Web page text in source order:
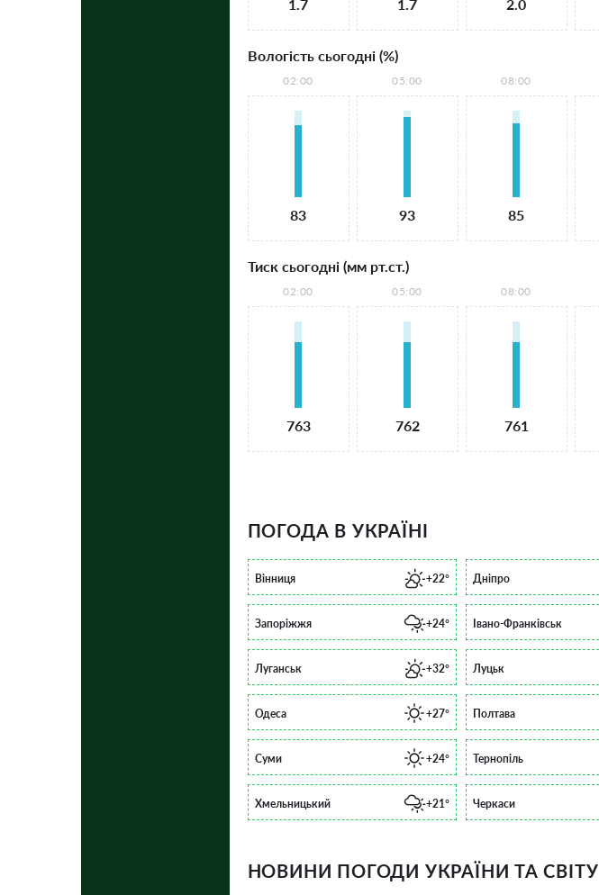
1.7 1.7 2.0
Вологість сьогодні (%)
02:00
83
05:00
93
08:00
85
Тиск сьогодні (мм рт.ст.)
02:00
763
05:00
762
08:00
761
ПОГОДА В УКРАЇНІ
Вінниця +22° Дніпро
Запоріжжя +24° Івано-Франківськ
Луганськ +32° Луцьк
Одеса +27° Полтава
Суми +24° Тернопіль
Хмельницький +21° Черкаси
НОВИНИ ПОГОДИ УКРАЇНИ ТА СВІТУ